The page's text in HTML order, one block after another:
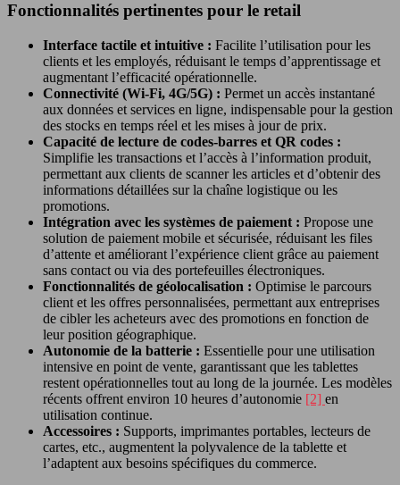
Fonctionnalités pertinentes pour le retail
Interface tactile et intuitive : Facilite l’utilisation pour les
clients et les employés, réduisant le temps d’apprentissage et
augmentant l’efficacité opérationnelle.
Connectivité (Wi-Fi, 4G/5G) : Permet un accès instantané
aux données et services en ligne, indispensable pour la gestion
des stocks en temps réel et les mises à jour de prix.
Capacité de lecture de codes-barres et QR codes :
Simplifie les transactions et l’accès à l’information produit,
permettant aux clients de scanner les articles et d’obtenir des
informations détaillées sur la chaîne logistique ou les
promotions.
Intégration avec les systèmes de paiement : Propose une
solution de paiement mobile et sécurisée, réduisant les files
d’attente et améliorant l’expérience client grâce au paiement
sans contact ou via des portefeuilles électroniques.
Fonctionnalités de géolocalisation : Optimise le parcours
client et les offres personnalisées, permettant aux entreprises
de cibler les acheteurs avec des promotions en fonction de
leur position géographique.
Autonomie de la batterie : Essentielle pour une utilisation
intensive en point de vente, garantissant que les tablettes
restent opérationnelles tout au long de la journée. Les modèles
récents offrent environ 10 heures d’autonomie [2] en
utilisation continue.
Accessoires : Supports, imprimantes portables, lecteurs de
cartes, etc., augmentent la polyvalence de la tablette et
l’adaptent aux besoins spécifiques du commerce.